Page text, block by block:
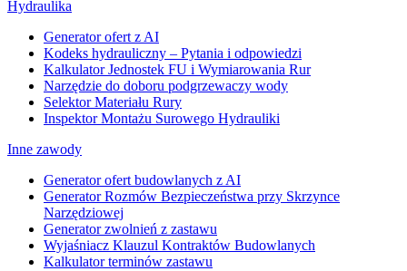
Hydraulika
Generator ofert z AI
Kodeks hydrauliczny – Pytania i odpowiedzi
Kalkulator Jednostek FU i Wymiarowania Rur
Narzędzie do doboru podgrzewaczy wody
Selektor Materiału Rury
Inspektor Montażu Surowego Hydrauliki
Inne zawody
Generator ofert budowlanych z AI
Generator Rozmów Bezpieczeństwa przy Skrzynce
Narzędziowej
Generator zwolnień z zastawu
Wyjaśniacz Klauzul Kontraktów Budowlanych
Kalkulator terminów zastawu